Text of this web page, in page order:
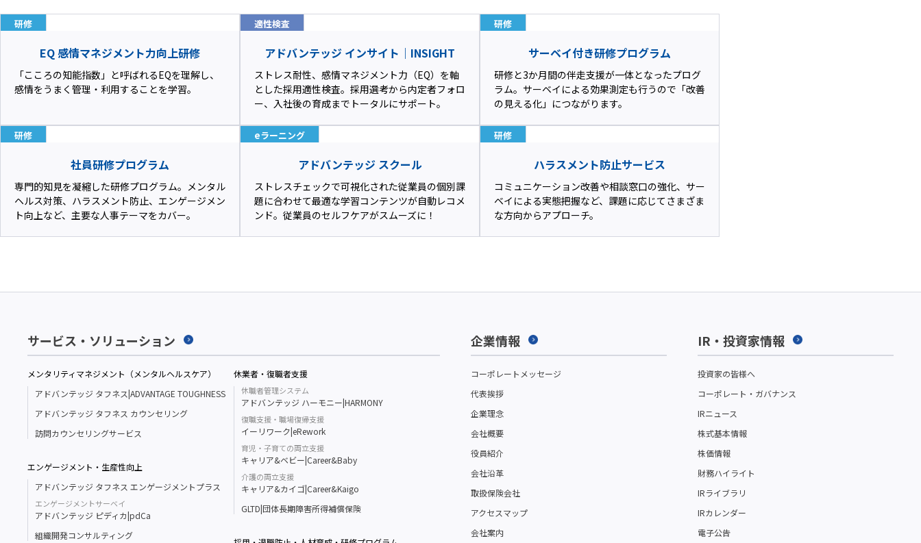
研修
EQ 感情マネジメント力向上研修
「こころの知能指数」と呼ばれるEQを理解し、
感情をうまく管理・利用することを学習。
適性検査
アドバンテッジ インサイト｜INSIGHT
ストレス耐性、感情マネジメント力（EQ）を軸
とした採用適性検査。採用選考から内定者フォロ
ー、入社後の育成までトータルにサポート。
研修
サーベイ付き研修プログラム
研修と3か月間の伴走支援が一体となったプログ
ラム。サーベイによる効果測定も行うので「改善
の見える化」につながります。
研修
社員研修プログラム
専門的知見を凝縮した研修プログラム。メンタル
ヘルス対策、ハラスメント防止、エンゲージメン
ト向上など、主要な人事テーマをカバー。
eラーニング
アドバンテッジ スクール
ストレスチェックで可視化された従業員の個別課
題に合わせて最適な学習コンテンツが自動レコメ
ンド。従業員のセルフケアがスムーズに！
研修
ハラスメント防止サービス
コミュニケーション改善や相談窓口の強化、サー
ベイによる実態把握など、課題に応じてさまざま
な方向からアプローチ。
サービス・ソリューション
メンタリティマネジメント（メンタルヘルスケア）
アドバンテッジ タフネス|ADVANTAGE TOUGHNESS
アドバンテッジ タフネス カウンセリング
訪問カウンセリングサービス
エンゲージメント・生産性向上
アドバンテッジ タフネス エンゲージメントプラス
エンゲージメントサーベイ
アドバンテッジ ピディカ|pdCa
組織開発コンサルティング
休業者・復職者支援
休職者管理システム
アドバンテッジ ハーモニー|HARMONY
復職支援・職場復帰支援
イーリワーク|eRework
育児・子育ての両立支援
キャリア&ベビー|Career&Baby
介護の両立支援
キャリア&カイゴ|Career&Kaigo
GLTD|団体長期障害所得補償保険
企業情報
コーポレートメッセージ
代表挨拶
企業理念
会社概要
役員紹介
会社沿革
取扱保険会社
アクセスマップ
会社案内
IR・投資家情報
投資家の皆様へ
コーポレート・ガバナンス
IRニュース
株式基本情報
株価情報
財務ハイライト
IRライブラリ
IRカレンダー
電子公告